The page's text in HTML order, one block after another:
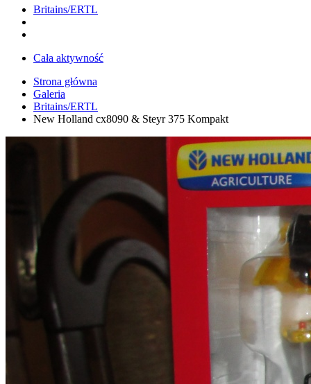
Britains/ERTL
Cała aktywność
Strona główna
Galeria
Britains/ERTL
New Holland cx8090 & Steyr 375 Kompakt